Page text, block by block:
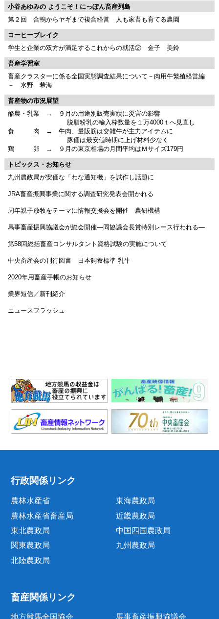
小谷あゆみの ようこそ！にっぽん畜産列島
第２回 合鴨からヤギまで複合経営 人も家畜も育てる農園
コーヒーブレイク
学生と企業の双方が満足するこれからの就活② 金子 美鈴
畜産学習室
畜産クラスターに係る全国実態調査結果について－肉用牛繁殖経営編
－ 水野 希海
畜産物の市況展望
酪農・乳業 → ９月の用途別販売実績に災害の影響
脱脂粉乳の輸入枠数量を１万4000ｔへ見直し
食 肉 → 牛肉、量販筋は交雑牛が主力アイテムに
豚価は最安値時期に上げ材料少なく
鶏 卵 → ９月の東京相場の月間平均はＭサイズ179円
トピックス・お知らせ
九州農政局が安価な「わな通知機」を試作し話題に
JRA畜産振興事業に関する調査研究発表会開かれる
周年親子放牧をテーマに情報交換会を開催―農研機構
馬事畜産振興協議会が総会開催―同協議会長賞特別レース行われる―
第58回総括畜産コンサルタント資格試験の実施について
中央畜産会の刊行図書 日本飼養標準 乳牛
2020年用畜産手帳のお知らせ
業界短信／新刊紹介
ニュースフラッシュ
行政関係リンク
農林水産省
農林水産省畜産局
東北農政局
関東農政局
北陸農政局
東海農政局
近畿農政局
中国四国農政局
九州農政局
畜産関係リンク
地方競馬全国協会 馬事畜産振興協議会